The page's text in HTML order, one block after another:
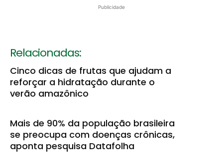
Publicidade
Relacionadas:
Cinco dicas de frutas que ajudam a
reforçar a hidratação durante o
verão amazônico
Mais de 90% da população brasileira
se preocupa com doenças crônicas,
aponta pesquisa Datafolha